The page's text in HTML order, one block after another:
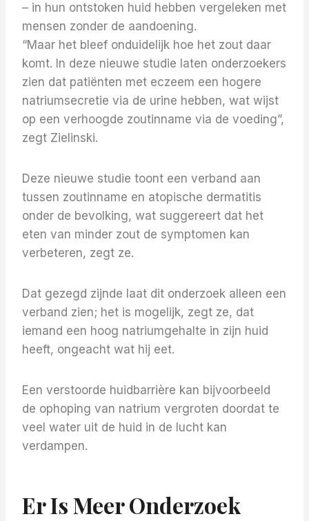
– in hun ontstoken huid hebben vergeleken met
mensen zonder de aandoening.
“Maar het bleef onduidelijk hoe het zout daar
komt. In deze nieuwe studie laten onderzoekers
zien dat patiënten met eczeem een ​​hogere
natriumsecretie via de urine hebben, wat wijst
op een verhoogde zoutinname via de voeding”,
zegt Zielinski.
Deze nieuwe studie toont een verband aan
tussen zoutinname en atopische dermatitis
onder de bevolking, wat suggereert dat het
eten van minder zout de symptomen kan
verbeteren, zegt ze.
Dat gezegd zijnde laat dit onderzoek alleen een
verband zien; het is mogelijk, zegt ze, dat
iemand een hoog natriumgehalte in zijn huid
heeft, ongeacht wat hij eet.
Een verstoorde huidbarrière kan bijvoorbeeld
de ophoping van natrium vergroten doordat te
veel water uit de huid in de lucht kan
verdampen.
Er Is Meer Onderzoek